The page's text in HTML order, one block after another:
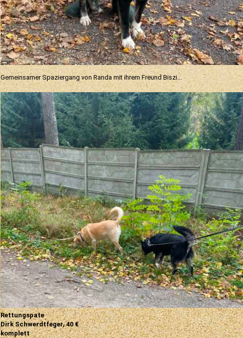
Gemeinsamer Spaziergang von Randa mit ihrem Freund Biszi...
Rettungspate
Dirk Schwerdtfeger, 40 €
komplett